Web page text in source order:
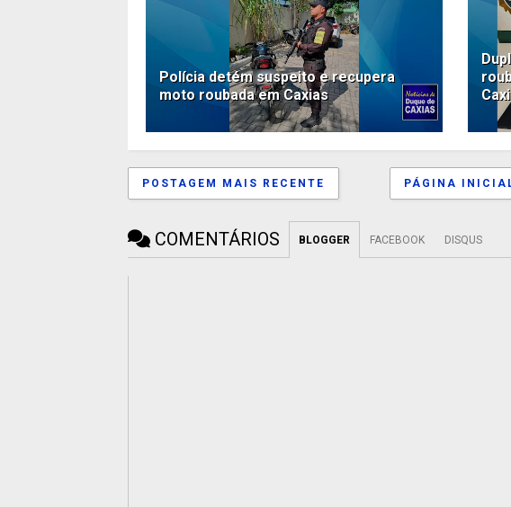
Polícia detém suspeito e recupera
moto roubada em Caxias
POSTAGEM MAIS RECENTE PÁGINA
COMENTÁRIOS BLOGGER FACEBOOK DISQUS